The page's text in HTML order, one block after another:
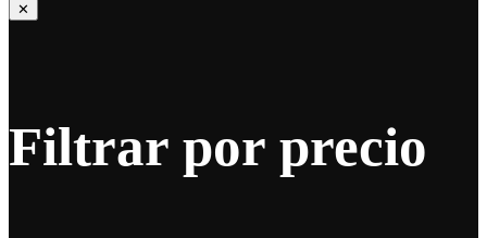
✕
Filtrar por precio